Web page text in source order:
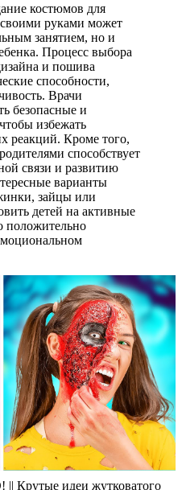
костюмов для
руками может
занятием, но и
Процесс выбора
и пошива
способности,
Врачи
безопасные и
избежать
реакций. Кроме того,
способствует
связи и развитию
варианты
зайцы или
детей на активные
положительно
идеи жутковатого